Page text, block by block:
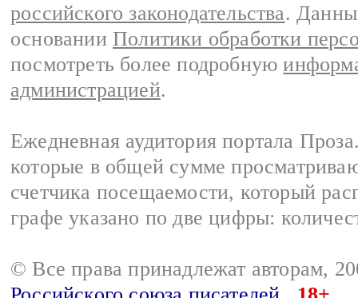
российского законодательства.
основании Политики обработки
посмотреть более подробную
администрацией.
Ежедневная аудитория портала
которые в общей сумме
счетчика посещаемости, который
графе указано по две цифры:
© Все права принадлежат авторам,